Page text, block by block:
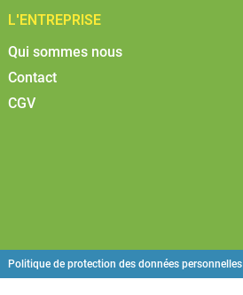
L'ENTREPRISE
Qui sommes nous
Contact
CGV
Politique de protection des données personnelles